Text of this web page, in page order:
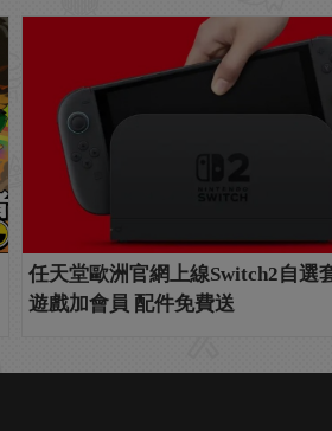
任天堂歐洲官網上線Switch2自選
遊戲加會員 配件免費送